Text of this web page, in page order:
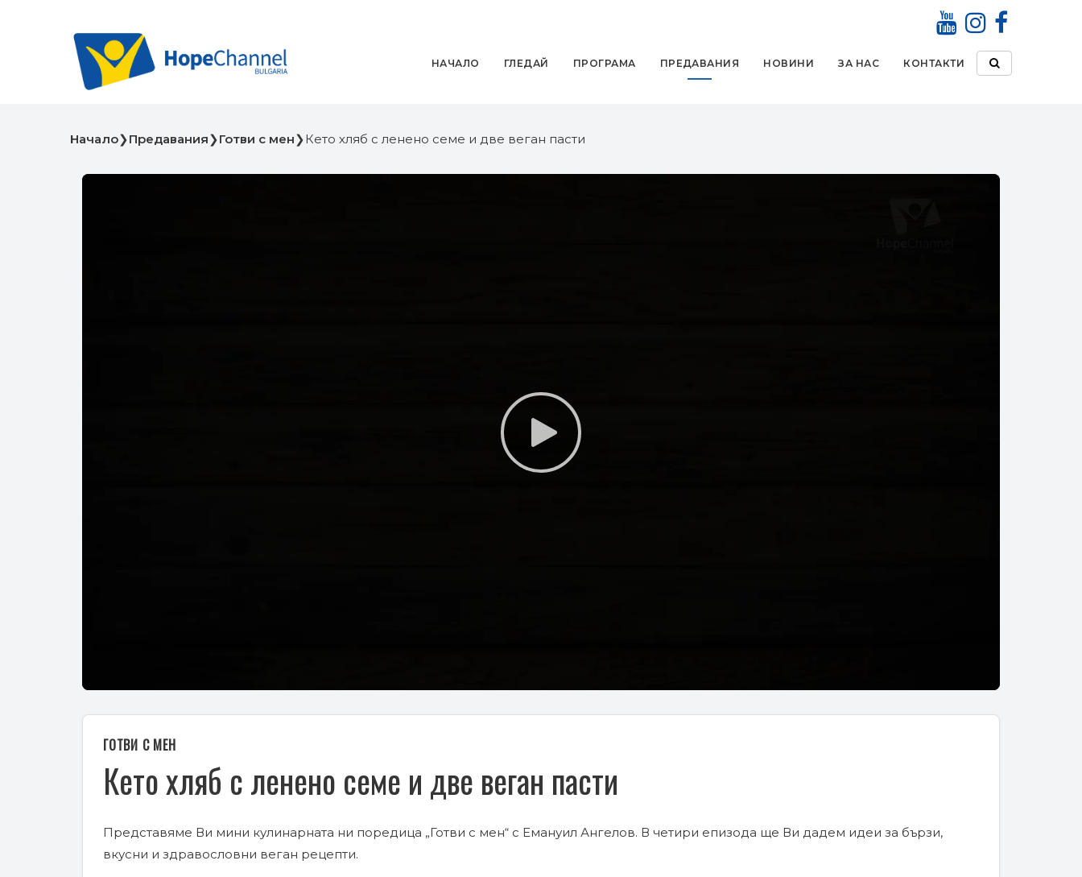
НАЧАЛО ГЛЕДАЙ ПРОГРАМА ПРЕДАВАНИЯ НОВИНИ ЗА НАС КОНТАКТИ
Начало❯Предавания❯Готви с мен❯Кето хляб с ленено семе и две веган пасти
Play
ГОТВИ С МЕН
Кето хляб с ленено семе и две веган пасти
Представяме Ви мини кулинарната ни поредица „Готви с мен“ с Емануил Ангелов. В четири епизода ще Ви дадем идеи за бързи,
вкусни и здравословни веган рецепти.